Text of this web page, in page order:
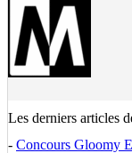
Les derniers articles
- Concours Gloomy